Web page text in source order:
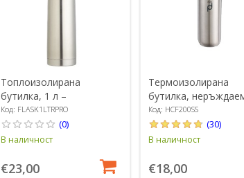
Топлоизолирана
бутилка, 1 л –
произведена от Kitchen
Craft
Код: FLASK1LTRPRO
(0)
В наличност
€23,00
Термоизолирана
бутилка,
стомана, 200 ml,
"DrinkPod", Matte
Grunwerg
Код: HCF200SS
(30)
В наличност
€18,00